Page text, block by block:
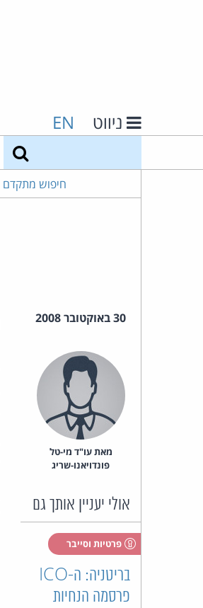
ניווט EN
חיפוש מתקדם
30 באוקטובר 2008
מאת‏ עו"ד מי-טל
פונדויאנו-שריג
אולי יעניין אותך גם
פרטיות וסייבר
בריטניה: ה-ICO
פרסמה הנחיות